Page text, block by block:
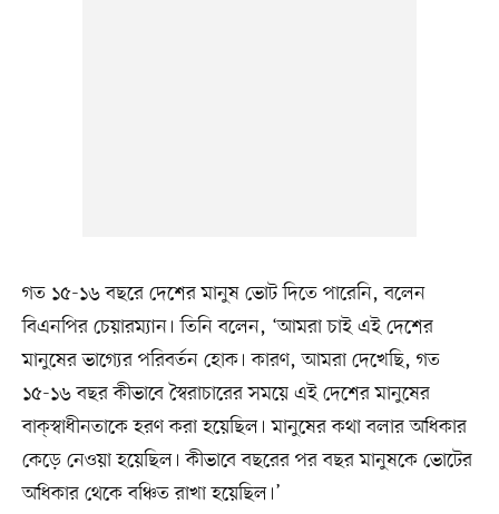
গত ১৫-১৬ বছরে দেশের মানুষ ভোট দিতে পারেনি, বলেন
বিএনপির চেয়ারম্যান। তিনি বলেন, ‘আমরা চাই এই দেশের
মানুষের ভাগ্যের পরিবর্তন হোক। কারণ, আমরা দেখেছি, গত
১৫-১৬ বছর কীভাবে স্বৈরাচারের সময়ে এই দেশের মানুষের
বাক্‌স্বাধীনতাকে হরণ করা হয়েছিল। মানুষের কথা বলার অধিকার
কেড়ে নেওয়া হয়েছিল। কীভাবে বছরের পর বছর মানুষকে ভোটের
অধিকার থেকে বঞ্চিত রাখা হয়েছিল।’